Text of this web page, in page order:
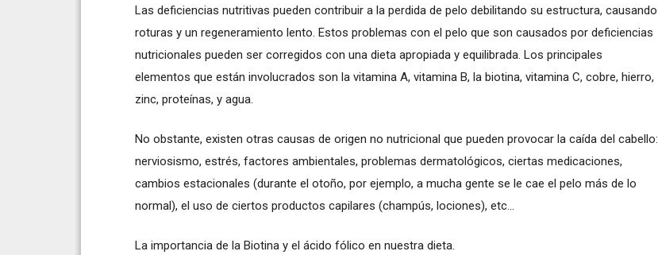
Las deficiencias nutritivas pueden contribuir a la perdida de pelo debilitando su estructura, causando
roturas y un regeneramiento lento. Estos problemas con el pelo que son causados por deficiencias
nutricionales pueden ser corregidos con una dieta apropiada y equilibrada. Los principales
elementos que están involucrados son la vitamina A, vitamina B, la biotina, vitamina C, cobre, hierro,
zinc, proteínas, y agua.
No obstante, existen otras causas de origen no nutricional que pueden provocar la caída del cabello:
nerviosismo, estrés, factores ambientales, problemas dermatológicos, ciertas medicaciones,
cambios estacionales (durante el otoño, por ejemplo, a mucha gente se le cae el pelo más de lo
normal), el uso de ciertos productos capilares (champús, lociones), etc...
La importancia de la Biotina y el ácido fólico en nuestra dieta.